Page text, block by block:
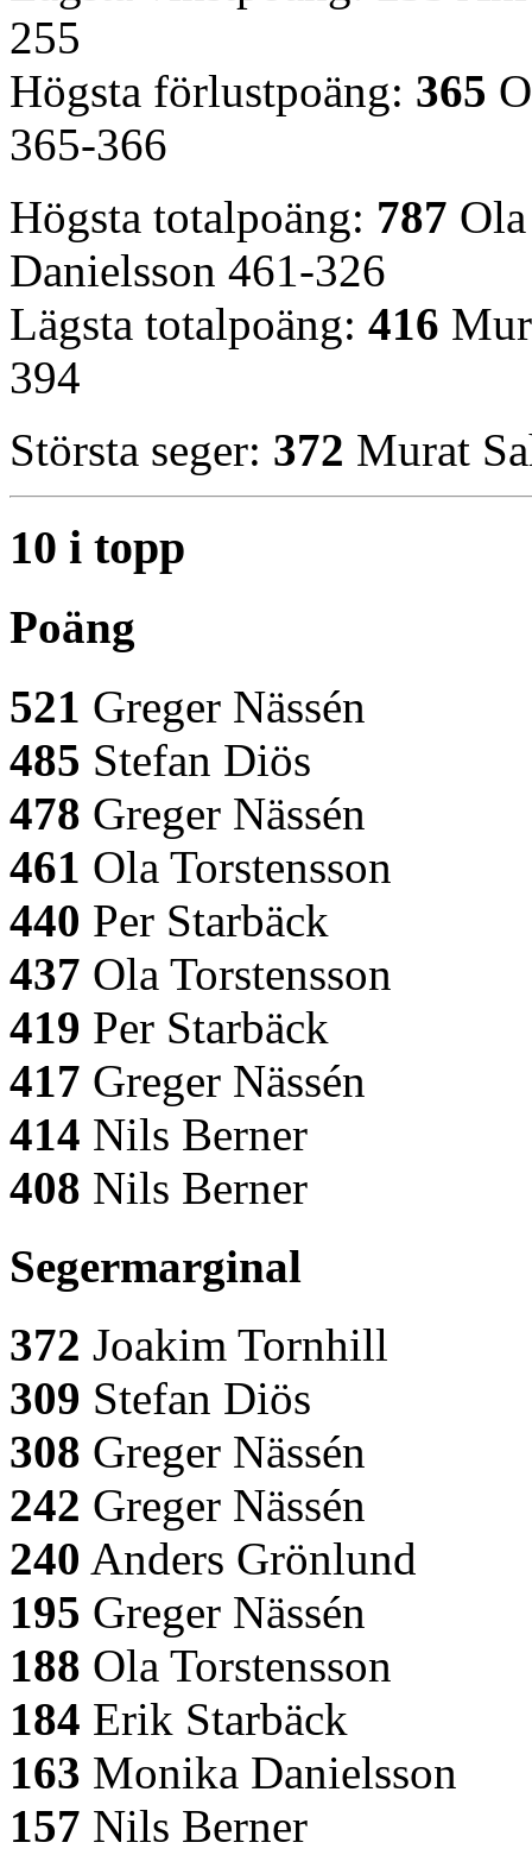
255
Högsta förlustpoäng: 365
365-366
Högsta totalpoäng: 787
Danielsson 461-326
Lägsta totalpoäng: 416
394
Största seger: 372 Murat
10 i topp
Poäng
521 Greger Nässén
485 Stefan Diös
478 Greger Nässén
461 Ola Torstensson
440 Per Starbäck
437 Ola Torstensson
419 Per Starbäck
417 Greger Nässén
414 Nils Berner
408 Nils Berner
Segermarginal
372 Joakim Tornhill
309 Stefan Diös
308 Greger Nässén
242 Greger Nässén
240 Anders Grönlund
195 Greger Nässén
188 Ola Torstensson
184 Erik Starbäck
163 Monika Danielsson
157 Nils Berner